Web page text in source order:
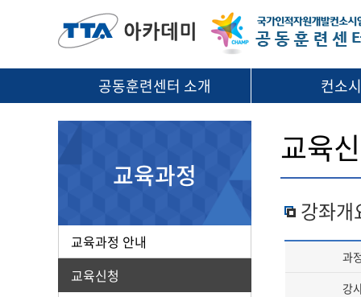
공동훈련센터 소개 컨소
교육과정
교육과정 안내
교육신청
교육
강좌개
과
강